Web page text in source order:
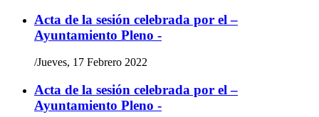
Acta de la sesión celebrada por el –
Ayuntamiento Pleno -
/Jueves, 17 Febrero 2022
Acta de la sesión celebrada por el –
Ayuntamiento Pleno -